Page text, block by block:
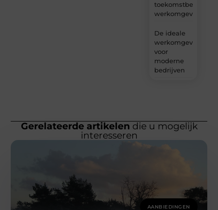
werkomgeving
De ideale
werkomgeving
voor
moderne
bedrijven
Gerelateerde artikelen die u mogelijk
interesseren
AANBIEDINGEN